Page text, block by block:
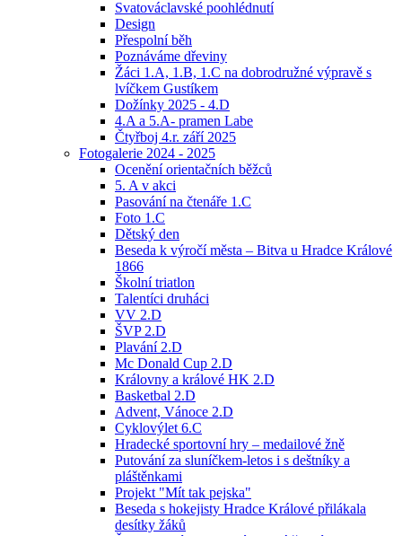
Svatováclavské poohlédnutí
Design
Přespolní běh
Poznáváme dřeviny
Žáci 1.A, 1.B, 1.C na dobrodružné výpravě s
lvíčkem Gustíkem
Dožínky 2025 - 4.D
4.A a 5.A- pramen Labe
Čtyřboj 4.r. září 2025
Fotogalerie 2024 - 2025
Ocenění orientačních běžců
5. A v akci
Pasování na čtenáře 1.C
Foto 1.C
Dětský den
Beseda k výročí města – Bitva u Hradce Králové
1866
Školní triatlon
Talentíci druháci
VV 2.D
ŠVP 2.D
Plavání 2.D
Mc Donald Cup 2.D
Královny a králové HK 2.D
Basketbal 2.D
Advent, Vánoce 2.D
Cyklovýlet 6.C
Hradecké sportovní hry – medailové žně
Putování za sluníčkem-letos i s deštníky a
pláštěnkami
Projekt "Mít tak pejska"
Beseda s hokejisty Hradce Králové přilákala
desítky žáků